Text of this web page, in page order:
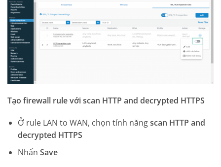
Tạo firewall rule với scan HTTP and decrypted HTTPS
Ở rule LAN to WAN, chọn tính năngscan HTTP and
decrypted HTTPS
Nhấn Save